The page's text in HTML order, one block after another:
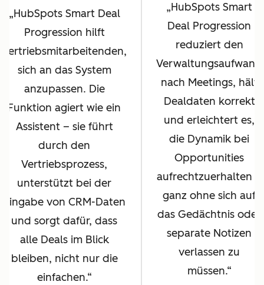
HubSpots Smart Deal
Progression hilft
Vertriebsmitarbeitenden,
sich an das System
anzupassen. Die
Funktion agiert wie ein
Assistent – sie führt
durch den
Vertriebsprozess,
unterstützt bei der
Eingabe von CRM-Daten
und sorgt dafür, dass
alle Deals im Blick
bleiben, nicht nur die
einfachen.
HubSpots Smart
Deal Progression
reduziert den
Verwaltungsaufwand
nach Meetings, hält
Dealdaten korrekt
und erleichtert es,
die Dynamik bei
Opportunities
aufrechtzuerhalten –
ganz ohne sich auf
das Gedächtnis oder
separate Notizen
verlassen zu
müssen.